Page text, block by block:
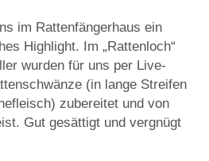
im Rattenfängerhaus ein
Highlight. Im „Rattenloch“
wurden für uns per Live-
(in lange Streifen
zubereitet und von
Gut gesättigt und vergnügt